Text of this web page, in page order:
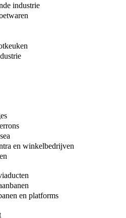
industrie
en winkelbedrijven
en platforms